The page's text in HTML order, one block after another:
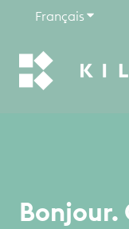
Français
Bonjour.